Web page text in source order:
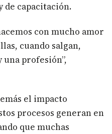
de capacitación.
con mucho amor
cuando salgan,
profesión”,
el impacto
procesos generan en
que muchas